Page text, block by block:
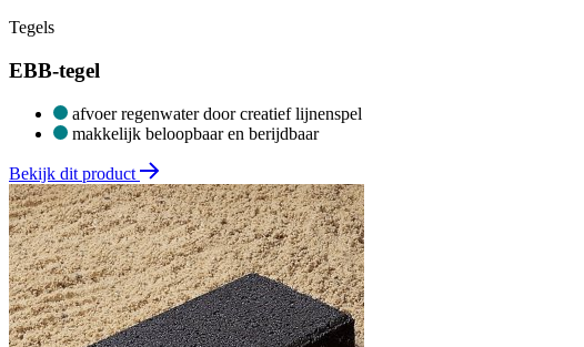
Tegels
EBB-tegel
afvoer regenwater door creatief lijnenspel
makkelijk beloopbaar en berijdbaar
Bekijk dit product